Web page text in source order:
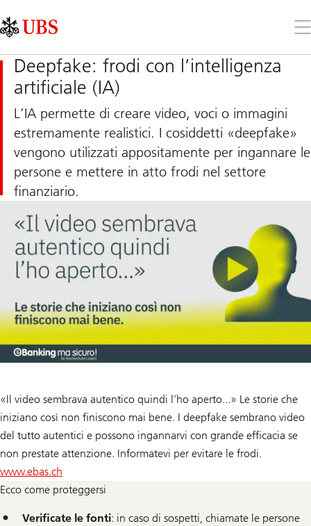
Links
Area
il
Deepfake: frodi con l’intelligenza
artificiale (IA)
L’IA permette di creare video, voci o immagini
estremamente realistici. I cosiddetti «deepfake»
vengono utilizzati appositamente per ingannare le
persone e mettere in atto frodi nel settore
finanziario.
now
prevent
fraud
«Il video sembrava autentico quindi l’ho aperto...» Le storie che
iniziano così non finiscono mai bene. I deepfake sembrano video
del tutto autentici e possono ingannarvi con grande efficacia se
non prestate attenzione. Informatevi per evitare le frodi.
www.ebas.ch
Ecco come proteggersi
Verificate le fonti: in caso di sospetti, chiamate le persone